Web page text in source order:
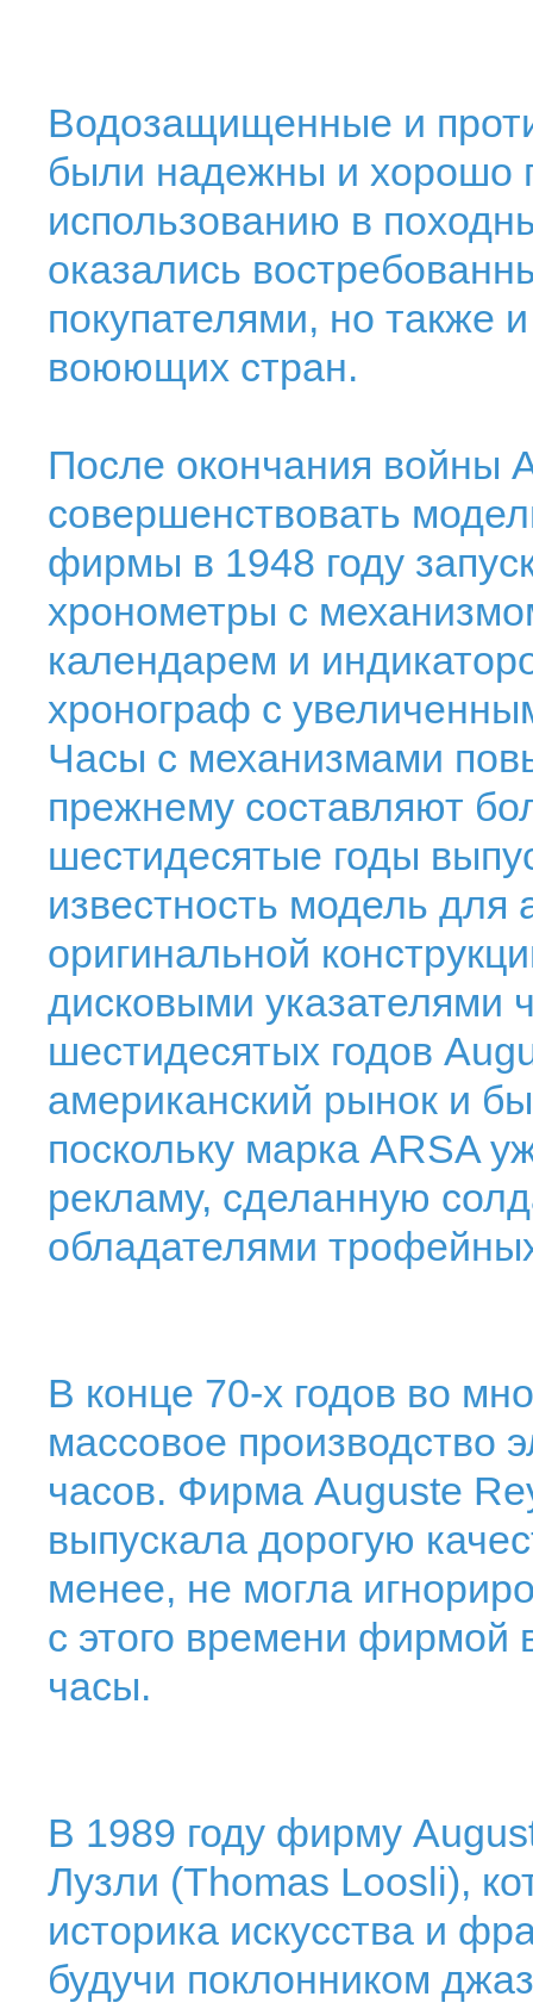
Водозащищенные и
были надежны и хорошо
использованию в
оказались
покупателями, но также
воюющих стран.
После окончания войны
совершенствовать
фирмы в 1948 году
хронометры с
календарем и
хронограф с
Часы с механизмами
прежнему составляют
шестидесятые годы
известность модель для
оригинальной
дисковыми указателями
шестидесятых годов
американский рынок и
поскольку марка ARSA
рекламу, сделанную
обладателями
В конце 70-х годов во
массовое производство
часов. Фирма Auguste
выпускала дорогую
менее, не могла
с этого времени фирмой
часы.
В 1989 году фирму
Лузли (Thomas Loosli),
историка искусства и
будучи поклонником